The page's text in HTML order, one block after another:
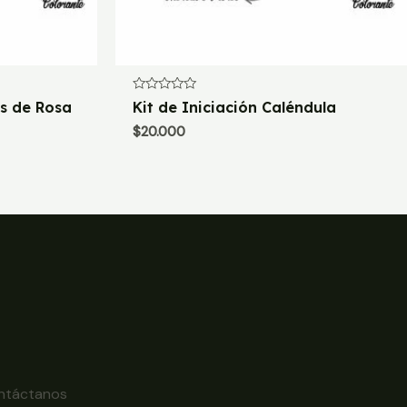
de Rosa
Valorado
con
0
de
Kit de Iniciación Caléndula
$20.000